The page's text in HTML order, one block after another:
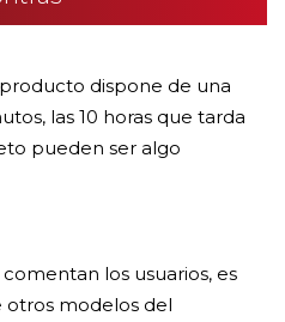
dispone de una
las 10 horas que tarda
pueden ser algo
los usuarios, es
otros modelos del